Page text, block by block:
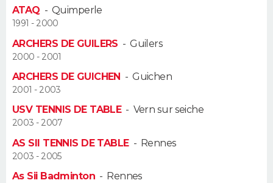
COPAINS D'AVANT
S'inscrire
Se connecter
Lycées
Collèges
Primaires
Universités
Entreprises
Service militaire
Avis de recherche
AVIS DE DÉCÈS
FORUM
Bricolage
Lifestyle
Culture
Sport
Auto
Television
Voyage
Cinema
ATAQ - Quimperle
1991 - 2000
ARCHERS DE GUILERS -Guilers
2000 - 2001
ARCHERS DE GUICHEN -Guichen
2001 - 2003
USV TENNIS DE TABLE- Vern sur seiche
2003 - 2007
AS SII TENNIS DE TABLE- Rennes
2003 - 2005
As Sii Badminton - Rennes